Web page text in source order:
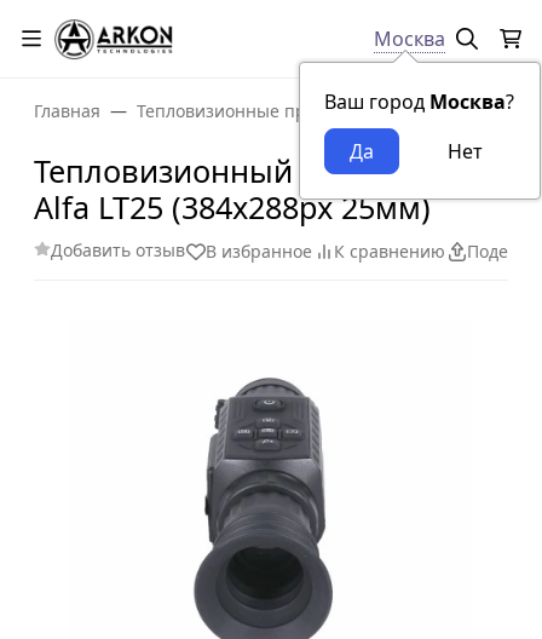
Москва
Ваш город Москва?
Главная Тепловизионные прицелы
Тепловизионный прицел Arkon
Alfa LT25 (384x288px 25мм)
Добавить отзыв В избранное К сравнению